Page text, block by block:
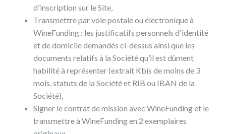
d'inscription sur le Site,
Transmettre par voie postale ou électronique à
WineFunding : les justificatifs personnels d'identité
et de domicile demandés ci-dessus ainsi que les
documents relatifs à la Société qu’il est dûment
habilité à représenter (extrait Kbis de moins de 3
mois, statuts de la Société et RIB ou IBAN de la
Société),
Signer le contrat de mission avec WineFunding et le
transmettre à WineFunding en 2 exemplaires